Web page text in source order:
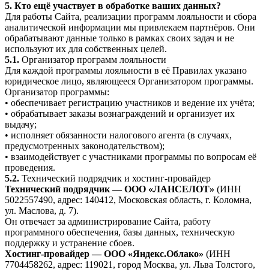
5. Кто ещё участвует в обработке ваших данных?
Для работы Сайта, реализации программ лояльности и сбора
аналитической информации мы привлекаем партнёров. Они
обрабатывают данные только в рамках своих задач и не
используют их для собственных целей.
5.1. Организатор программ лояльности
Для каждой программы лояльности в её Правилах указано
юридическое лицо, являющееся Организатором программы.
Организатор программы:
• обеспечивает регистрацию участников и ведение их учёта;
• обрабатывает заказы вознаграждений и организует их
выдачу;
• исполняет обязанности налогового агента (в случаях,
предусмотренных законодательством);
• взаимодействует с участниками программы по вопросам её
проведения.
5.2. Технический подрядчик и хостинг-провайдер
Технический подрядчик — ООО «ЛАНСЕЛОТ» (ИНН
5022557490, адрес: 140412, Московская область, г. Коломна,
ул. Маслова, д. 7).
Он отвечает за администрирование Сайта, работу
программного обеспечения, базы данных, техническую
поддержку и устранение сбоев.
Хостинг-провайдер — ООО «Яндекс.Облако» (ИНН
7704458262, адрес: 119021, город Москва, ул. Льва Толстого,